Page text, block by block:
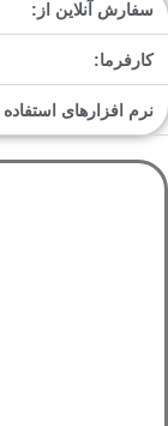
سفارش آنلاین از:
کارفرما:
نرم افزارهای